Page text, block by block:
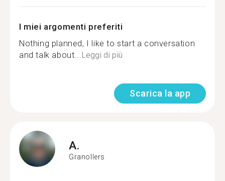
I miei argomenti preferiti
Nothing planned, I like to start a conversation
and talk about...Leggi di più
Scarica la app
A.
Granollers